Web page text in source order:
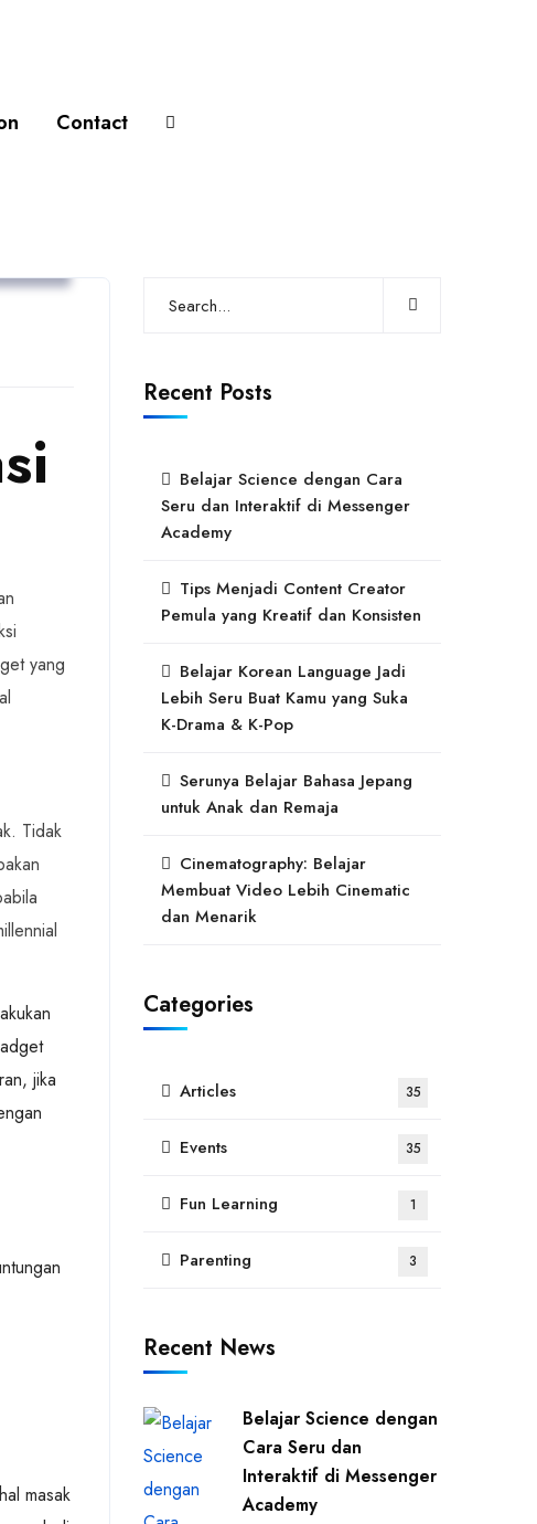
Contact
yang
Tidak
jika
masak
Recent Posts
Belajar Science dengan Cara
Seru dan Interaktif di Messenger
Academy
Tips Menjadi Content Creator
Pemula yang Kreatif dan Konsisten
Belajar Korean Language Jadi
Lebih Seru Buat Kamu yang Suka
K-Drama & K-Pop
Serunya Belajar Bahasa Jepang
untuk Anak dan Remaja
Cinematography: Belajar
Membuat Video Lebih Cinematic
dan Menarik
Categories
Articles 35
Events 35
Fun Learning 1
Parenting 3
Recent News
Belajar Science dengan
Cara Seru dan
Interaktif di Messenger
Academy